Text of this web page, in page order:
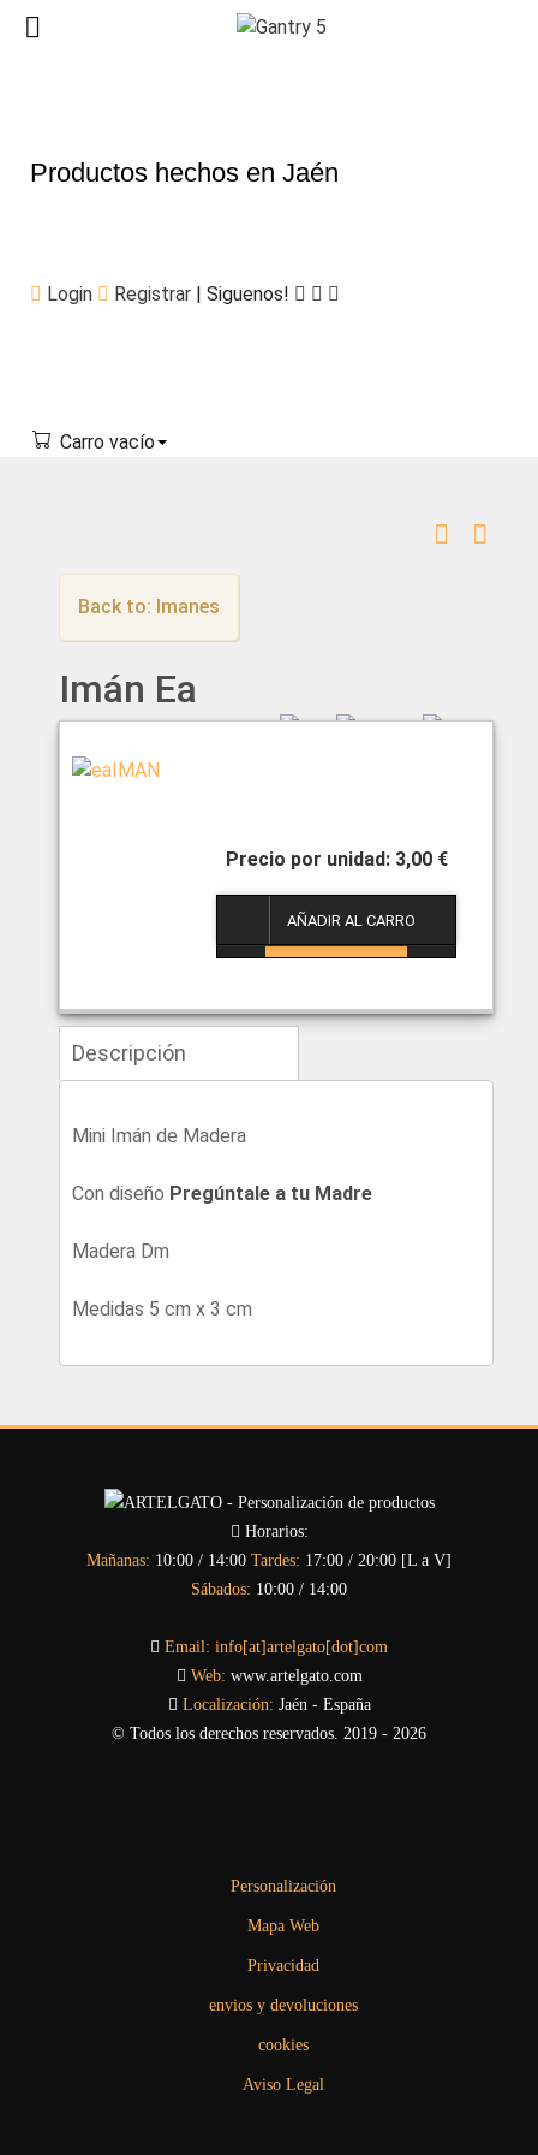
Productos hechos en Jaén
Login Registrar | Siguenos!
Carro vacío
Back to: Imanes
Imán Ea
3,00 €
Descripción
Mini Imán de Madera
Con diseño Pregúntale a tu Madre
Madera Dm
Medidas 5 cm x 3 cm
Horarios:
Mañanas: 10:00 / 14:00 Tardes: 17:00 / 20:00 [L a V]
Sábados: 10:00 / 14:00
Email: info[at]artelgato[dot]com
Web: www.artelgato.com
Localización: Jaén - España
© Todos los derechos reservados. 2019 - 2026
Personalización
Mapa Web
Privacidad
envios y devoluciones
cookies
Aviso Legal